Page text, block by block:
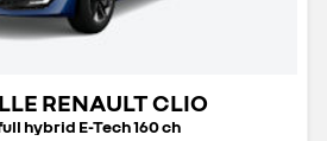
RENAULT CLIO
hybrid E-Tech 160 ch